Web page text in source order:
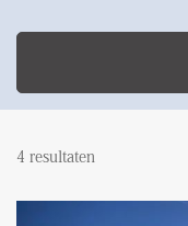
4 resultaten
Verhuurd
Aanhuur